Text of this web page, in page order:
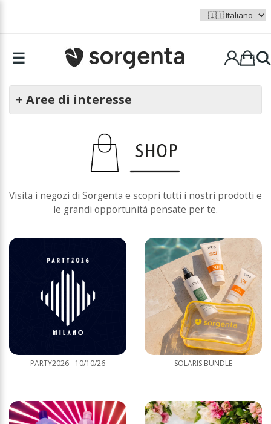
☰
+ Aree di interesse
Visita i negozi di Sorgenta e scopri tutti i nostri prodotti e
le grandi opportunità pensate per te.
PARTY2026 - 10/10/26 SOLARIS BUNDLE